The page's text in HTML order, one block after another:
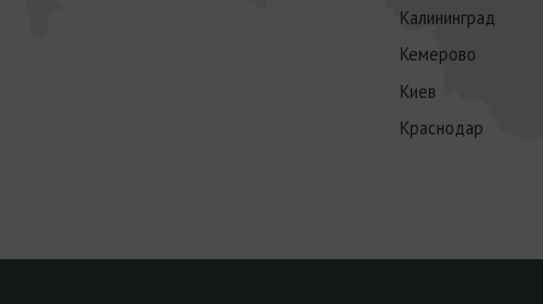
Калининград
Кемерово
Киев
Краснодар